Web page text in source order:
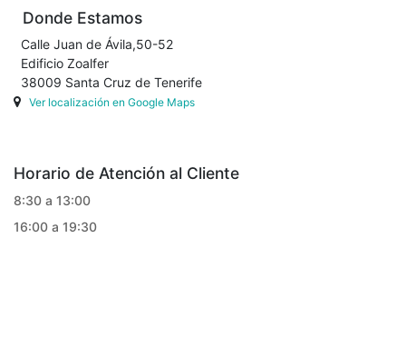
Donde Estamos
Calle Juan de Ávila,50-52
Edificio Zoalfer
38009 Santa Cruz de Tenerife
Ver localización en Google Maps
Horario de Atención al Cliente
8:30 a 13:00
16:00 a 19:30